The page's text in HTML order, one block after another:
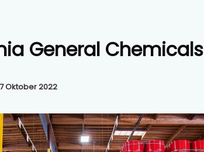
General Chemicals
7 Oktober 2022